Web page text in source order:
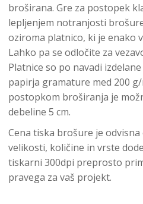
broširana. Gre za postopek
lepljenjem notranjosti
oziroma platnico, ki je enako
Lahko pa se odločite za
Platnice so po navadi
papirja gramature med 200 g/
postopkom broširanja je
debeline 5 cm.
Cena tiska brošure je
velikosti, količine in vrste
tiskarni 300dpi preprosto
pravega za vaš projekt.